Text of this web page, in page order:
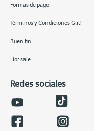
Formas de pago
Términos y Condiciones Giit!
Buen fin
Hot sale
Redes sociales